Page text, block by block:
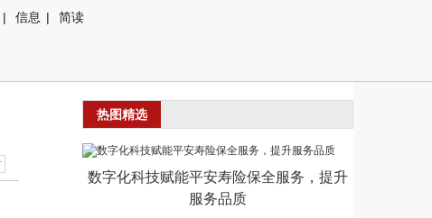
| 信息 | 简读
热图精选
数字化科技赋能平安寿险保全服务，提升
服务品质